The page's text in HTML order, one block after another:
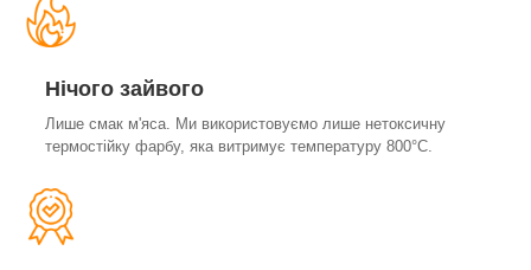
Нічого зайвого
Лише смак м'яса. Ми використовуємо лише нетоксичну
термостійку фарбу, яка витримує температуру 800°С.